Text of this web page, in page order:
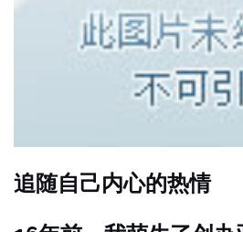
追随自己内心的热情